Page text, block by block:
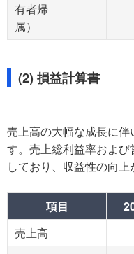
有者帰
属）
(2) 損益計算書
売上高の大幅な成長に
す。売上総利益率およ
しており、収益性の向上
項目
売上高